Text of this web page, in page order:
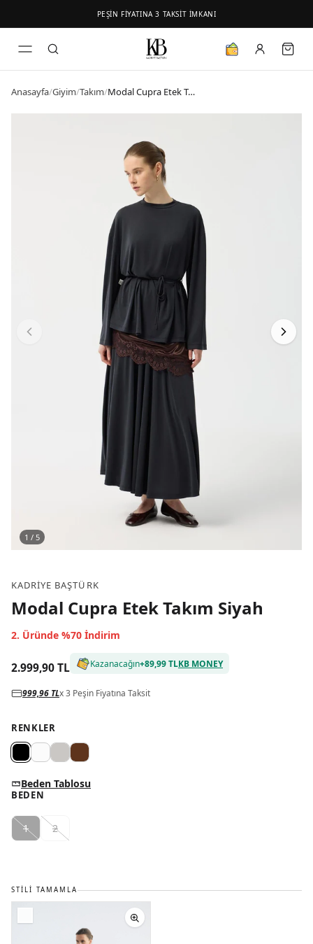
PEŞİN FİYATINA 3 TAKSİT İMKANI
Anasayfa/Giyim/Takım/ Modal Cupra Etek Takım Siyah
1 / 5
KADRIYE BAŞTÜRK
Modal Cupra Etek Takım Siyah
2. Üründe %70 İndirim
2.999,90 TL Kazanacağın+89,99 TLKB MONEY
999,96 TLx 3 Peşin Fiyatına Taksit
RENKLER
Beden Tablosu
BEDEN
1 2
STILI TAMAMLA